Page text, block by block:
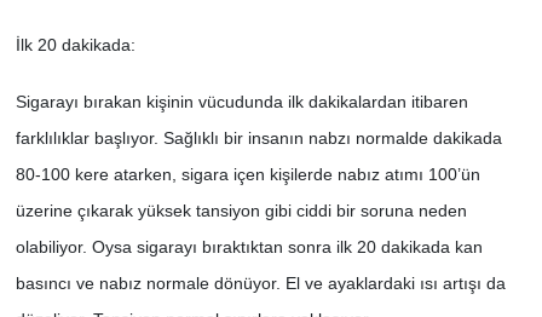
İlk 20 dakikada:
Sigarayı bırakan kişinin vücudunda ilk dakikalardan itibaren
farklılıklar başlıyor. Sağlıklı bir insanın nabzı normalde dakikada
80-100 kere atarken, sigara içen kişilerde nabız atımı 100’ün
üzerine çıkarak yüksek tansiyon gibi ciddi bir soruna neden
olabiliyor. Oysa sigarayı bıraktıktan sonra ilk 20 dakikada kan
basıncı ve nabız normale dönüyor. El ve ayaklardaki ısı artışı da